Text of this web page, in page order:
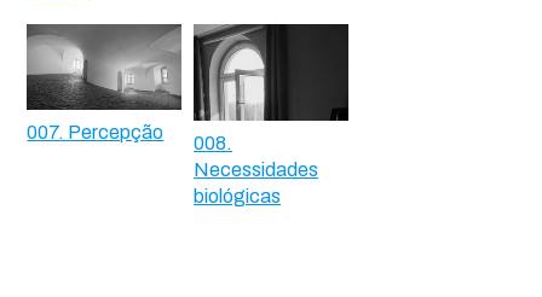
007. Percepção
008.
Necessidades
biológicas